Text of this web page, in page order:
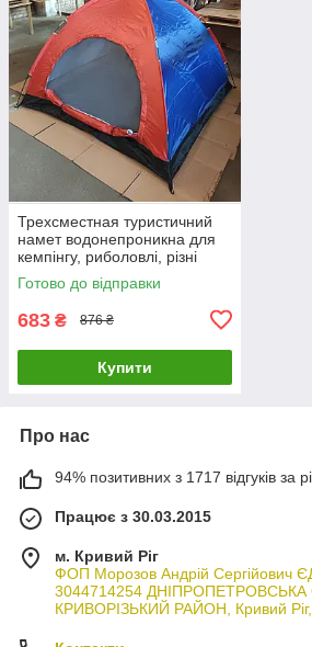
Трехсместная туристичний
намет водонепроникна для
кемпінгу, риболовлі, різні
кольори
Готово до відправки
683 ₴ 876 ₴
Купити
Про нас
94% позитивних з 1717 відгуків за
Працює з 30.03.2015
м. Кривий Ріг
ФОП Морозов Андрій
3044714254 ДНІПРОПЕТРОВСЬКА
КРИВОРІЗЬКИЙ РАЙОН, Кривий Ріг,